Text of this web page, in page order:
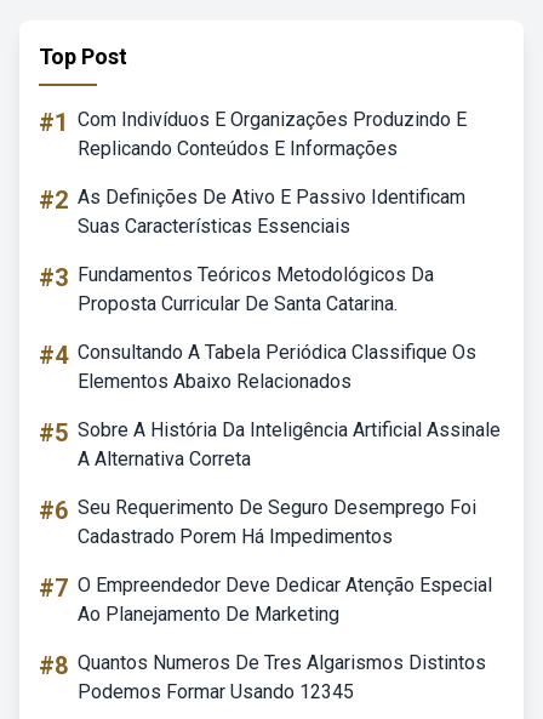
Top Post
#1 Com Indivíduos E Organizações Produzindo E
Replicando Conteúdos E Informações
#2 As Definições De Ativo E Passivo Identificam
Suas Características Essenciais
#3 Fundamentos Teóricos Metodológicos Da
Proposta Curricular De Santa Catarina.
#4 Consultando A Tabela Periódica Classifique Os
Elementos Abaixo Relacionados
#5 Sobre A História Da Inteligência Artificial Assinale
A Alternativa Correta
#6 Seu Requerimento De Seguro Desemprego Foi
Cadastrado Porem Há Impedimentos
#7 O Empreendedor Deve Dedicar Atenção Especial
Ao Planejamento De Marketing
#8 Quantos Numeros De Tres Algarismos Distintos
Podemos Formar Usando 12345